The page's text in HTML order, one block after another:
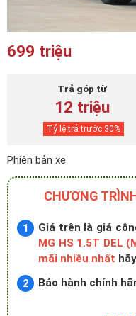
699 triệu
Trả góp từ
12 triệu
Tỷ lệ trả trước 30%
Phiên bản xe
CHƯƠNG
Giá trên là giá
MG HS 1.5T DEL
mãi nhiều nhất
Bảo hành chính